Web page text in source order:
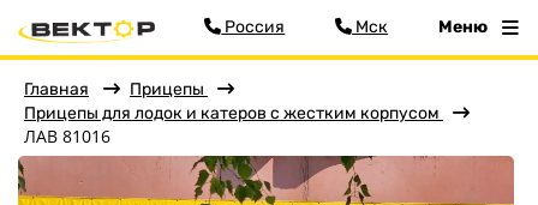
Россия Мск Меню
Главная
Прицепы
Прицепы для лодок и катеров с жестким корпусом
ЛАВ 81016